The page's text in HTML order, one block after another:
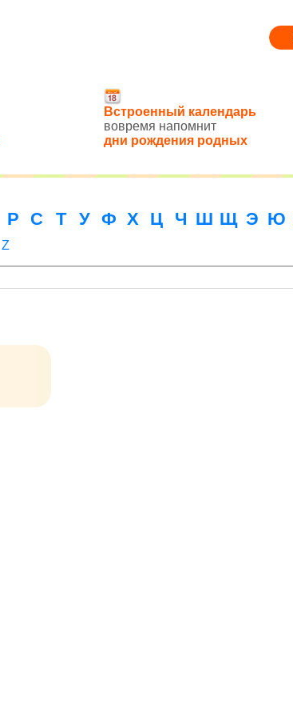
Встроенный календарь
вовремя напомнит
дни рождения родных
Р С Т У Ф Х Ц Ч Ш Щ Э Ю
Z